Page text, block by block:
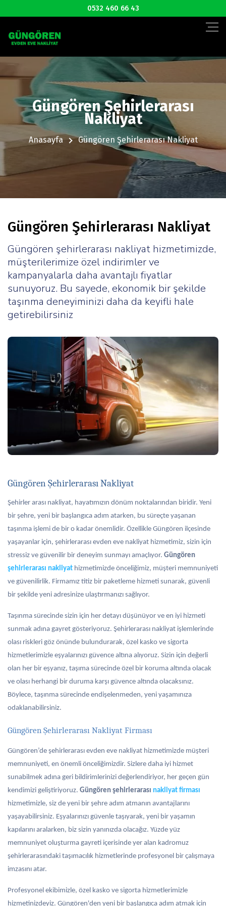
0532 460 66 43
Güngören Şehirlerarası
Nakliyat
Anasayfa Güngören Şehirlerarası Nakliyat
Güngören Şehirlerarası Nakliyat
Güngören şehirlerarası nakliyat hizmetimizde,
müşterilerimize özel indirimler ve
kampanyalarla daha avantajlı fiyatlar
sunuyoruz. Bu sayede, ekonomik bir şekilde
taşınma deneyiminizi daha da keyifli hale
getirebilirsiniz
Güngören Şehirlerarası Nakliyat
Şehirler arası nakliyat, hayatımızın dönüm noktalarından biridir. Yeni
bir şehre, yeni bir başlangıca adım atarken, bu süreçte yaşanan
taşınma işlemi de bir o kadar önemlidir. Özellikle Güngören ilçesinde
yaşayanlar için, şehirlerarası evden eve nakliyat hizmetimiz, sizin için
stressiz ve güvenilir bir deneyim sunmayı amaçlıyor. Güngören
şehirlerarası nakliyat hizmetimizde önceliğimiz, müşteri memnuniyeti
ve güvenilirlik. Firmamız titiz bir paketleme hizmeti sunarak, güvenli
bir şekilde yeni adresinize ulaştırmanızı sağlıyor.
Taşınma sürecinde sizin için her detayı düşünüyor ve en iyi hizmeti
sunmak adına gayret gösteriyoruz. Şehirlerarası nakliyat işlemlerinde
olası riskleri göz önünde bulundurarak, özel kasko ve sigorta
hizmetlerimizle eşyalarınızı güvence altına alıyoruz. Sizin için değerli
olan her bir eşyanız, taşıma sürecinde özel bir koruma altında olacak
ve olası herhangi bir duruma karşı güvence altında olacaksınız.
Böylece, taşınma sürecinde endişelenmeden, yeni yaşamınıza
odaklanabilirsiniz.
Güngören Şehirlerarası Nakliyat Firması
Güngören’de şehirlerarası evden eve nakliyat hizmetimizde müşteri
memnuniyeti, en önemli önceliğimizdir. Sizlere daha iyi hizmet
sunabilmek adına geri bildirimlerinizi değerlendiriyor, her geçen gün
kendimizi geliştiriyoruz. Güngören şehirlerarası nakliyat firması
hizmetimizle, siz de yeni bir şehre adım atmanın avantajlarını
yaşayabilirsiniz. Eşyalarınızı güvenle taşıyarak, yeni bir yaşamın
kapılarını aralarken, biz sizin yanınızda olacağız. Yüzde yüz
memnuniyet oluşturma gayreti içerisinde yer alan kadromuz
şehirlerarasındaki taşımacılık hizmetlerinde profesyonel bir çalışmaya
imzasını atar.
Profesyonel ekibimizle, özel kasko ve sigorta hizmetlerimizle
hizmetinizdeyiz. Güngören'den yeni bir başlangıca adım atmak için